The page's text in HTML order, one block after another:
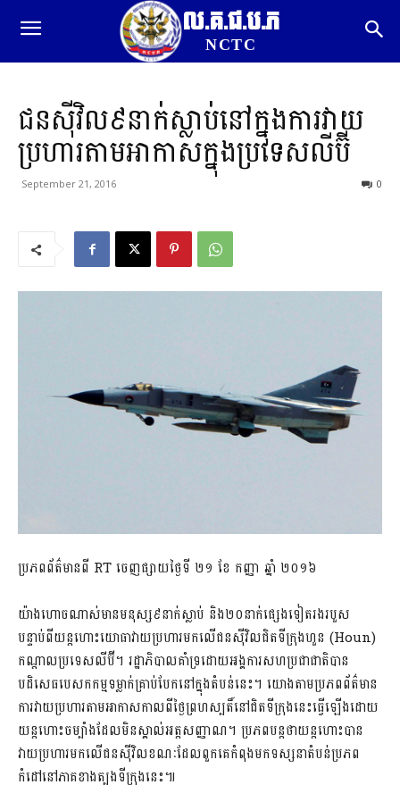
ល.គ.ជ.ប.ភ
NCTC
ជនស៊ីវិល៩នាក់ស្លាប់នៅក្នុងការវាយ
ប្រហារតាមអាកាសក្នុងប្រទេសលីប៊ី
September 21, 2016 0
ប្រភពព័ត៌មានពី RT ចេញផ្សាយថ្ងៃទី ២១ ខែ កញ្ញា ឆ្នាំ ២០១៦
យ៉ាងហោចណាស់មានមនុស្ស៩នាក់ស្លាប់ និង២០នាក់ផ្សេងទៀតរងរបួស
បន្ទាប់ពីយន្តហោះយោធាវាយប្រហារមកលើជនស៊ីវិលជិតទីក្រុងហួន (Houn)
កណ្តាលប្រទេសលីប៊ី។ រដ្ឋាភិបាលគាំទ្រដោយអង្គការសហប្រជាជាតិបាន
បដិសេធបេសកកម្មទម្លាក់គ្រាប់បែកនៅក្នុងតំបន់នេះ។ យោងតាមប្រភពព័ត៌មាន
ការវាយប្រហារតាមអាកាសកាលពីថ្ងៃព្រហស្បតិ៍នៅជិតទីក្រុងនេះធ្វើឡើងដោយ
យន្តហោះចម្បាំងដែលមិនស្គាល់អត្តសញ្ញាណ។ ប្រភពបន្តថាយន្តហោះបាន
វាយប្រហារមកលើជនស៊ីវិលខណៈដែលពួកគេកំពុងមកទស្សនាតំបន់ប្រភព
កំដៅនៅភាគខាងត្បូងទីក្រុងនេះ៕